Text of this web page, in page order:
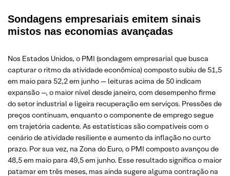
Sondagens empresariais emitem sinais
mistos nas economias avançadas
Nos Estados Unidos, o PMI (sondagem empresarial que busca
capturar o ritmo da atividade econômica) composto subiu de 51,5
em maio para 52,2 em junho — leituras acima de 50 indicam
expansão —, o maior nível desde janeiro, com desempenho firme
do setor industrial e ligeira recuperação em serviços. Pressões de
preços continuam, enquanto o componente de emprego segue
em trajetória cadente. As estatísticas são compatíveis com o
cenário de atividade resiliente e aumento da inflação no curto
prazo. Por sua vez, na Zona do Euro, o PMI composto avançou de
48,5 em maio para 49,5 em junho. Esse resultado significa o maior
patamar em três meses, mas ainda sugere alguma contração na